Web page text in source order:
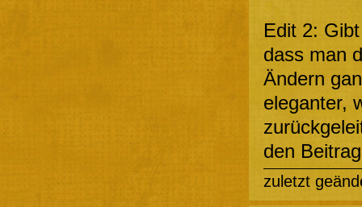
Edit 2:
dass man
Ändern
eleganter,
den
zuletzt